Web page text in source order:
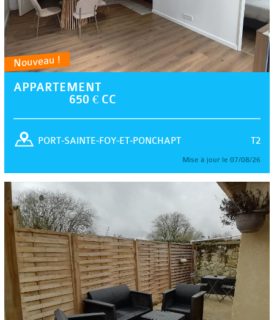
Nouveau !
APPARTEMENT
650 € CC
T2
PORT-SAINTE-FOY-ET-PONCHAPT
Mise à jour le 07/08/26